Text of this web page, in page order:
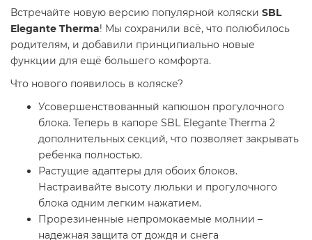
Встречайте новую версию популярной коляски SBL
Elegante Therma! Мы сохранили всё, что полюбилось
родителям, и добавили принципиально новые
функции для ещё большего комфорта.
Что нового появилось в коляске?
Усовершенствованный капюшон прогулочного
блока. Теперь в капоре SBL Elegante Therma 2
дополнительных секций, что позволяет закрывать
ребенка полностью.
Растущие адаптеры для обоих блоков.
Настраивайте высоту люльки и прогулочного
блока одним легким нажатием.
Прорезиненные непромокаемые молнии –
надежная защита от дождя и снега